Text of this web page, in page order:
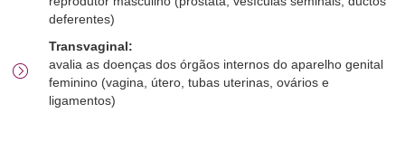
deferentes)
Transvaginal:
avalia as doenças dos órgãos internos do aparelho genital
feminino (vagina, útero, tubas uterinas, ovários e
ligamentos)